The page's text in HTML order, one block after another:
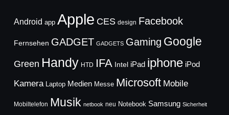
Android app Apple CES design Facebook
Fernsehen GADGET GADGETS Gaming Google
Green Handy HTD IFA Intel iPad iphone iPod
Kamera Laptop Medien Messe Microsoft Mobile
Mobiltelefon Musik netbook neu Notebook Samsung Sicherheit